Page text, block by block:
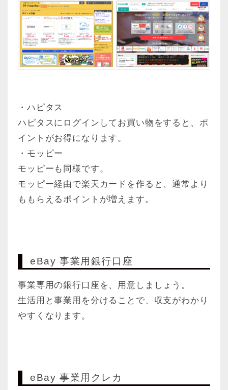
・ハピタス
ハピタスにログインしてお買い物をすると、ポ
イントがお得になります。
・モッピー
モッピーも同様です。
モッピー経由で楽天カードを作ると、通常より
ももらえるポイントが増えます。
eBay 事業用銀行口座
事業専用の銀行口座を、用意しましょう。
生活用と事業用を分けることで、収支がわかり
やすくなります。
eBay 事業用クレカ